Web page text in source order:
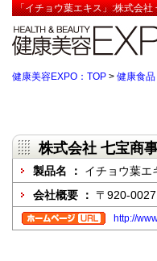
「イチョウ葉エキス」:株式会
健康美容EXPO：TOP > 健康食品
株式会社 七宝商
製品名 ： イチョウ葉エ
会社概要 ： 〒920-
http://